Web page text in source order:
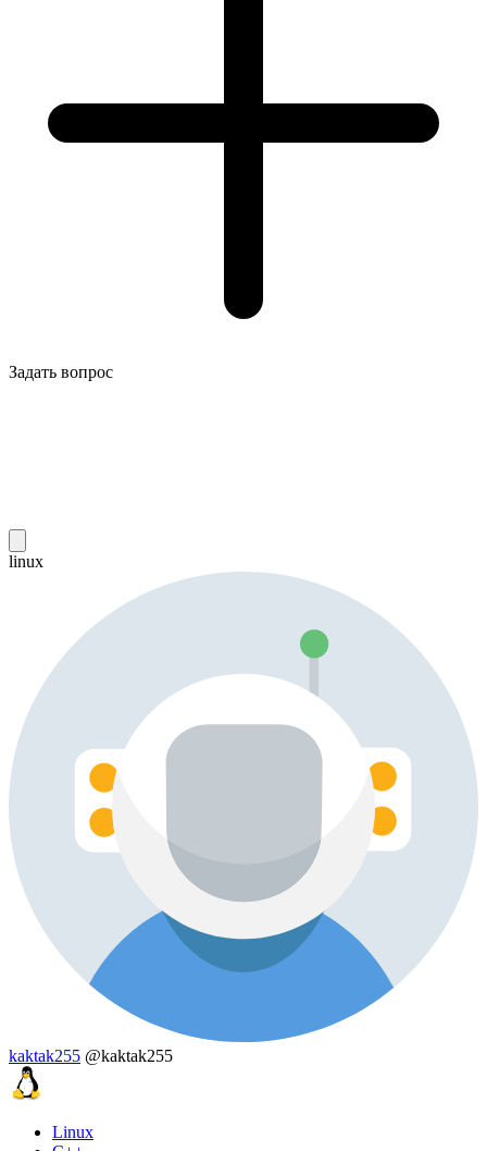
Задать вопрос
linux
kaktak255 @kaktak255
Linux